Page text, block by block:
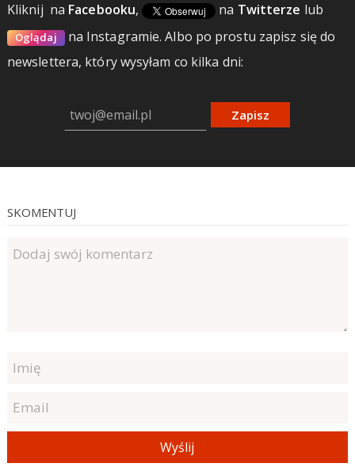
Kliknij na Facebooku, na Twitterze lub
Oglądaj na Instagramie.Albo po prostu zapisz się do
newslettera, który wysyłam co kilka dni:
Zapisz
SKOMENTUJ
Wyślij